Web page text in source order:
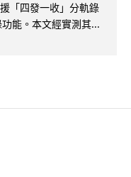
「四發一收」分軌錄
能。本文經實測其...